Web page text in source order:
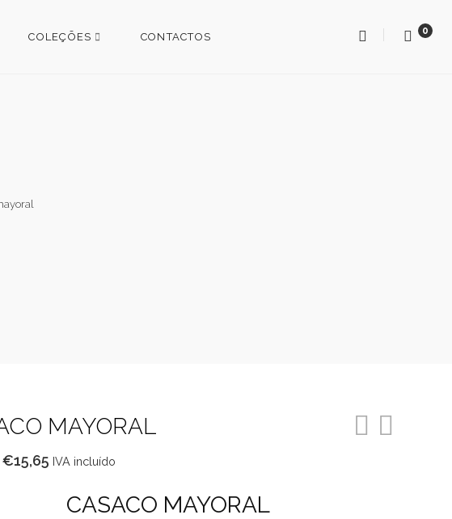
COLEÇÕES CONTACTOS 0
MAYORAL
O
€15,65O
atual
IVA incluído
CASACO MAYORAL